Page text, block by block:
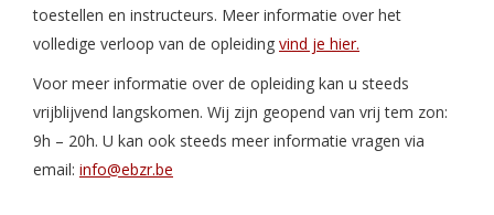
toestellen en instructeurs. Meer informatie over het
volledige verloop van de opleiding vind je hier.
Voor meer informatie over de opleiding kan u steeds
vrijblijvend langskomen. Wij zijn geopend van vrij tem zon:
9h – 20h. U kan ook steeds meer informatie vragen via
email: info@ebzr.be